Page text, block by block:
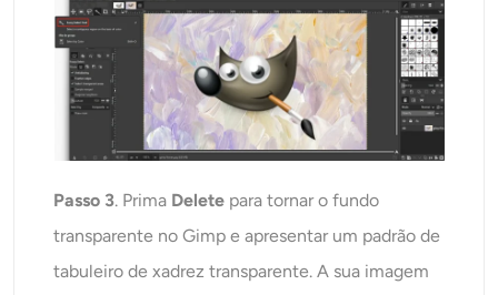
Passo 3. Prima Delete para tornar o fundo
transparente no Gimp e apresentar um padrão de
tabuleiro de xadrez transparente. A sua imagem